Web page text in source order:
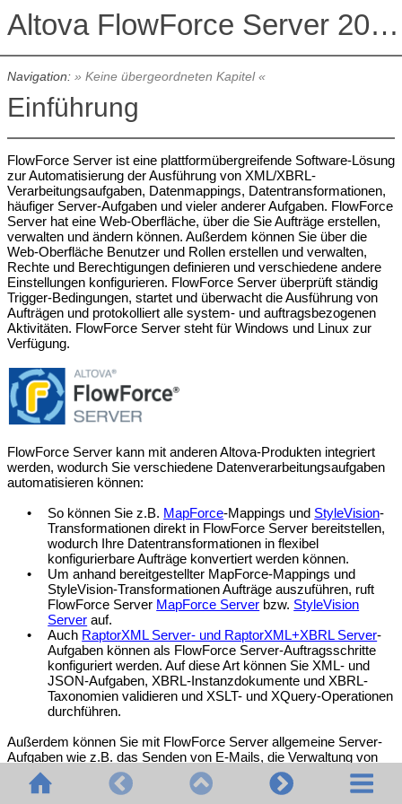
Altova FlowForce Server 2026 Advanced Edition
Navigation: » Keine übergeordneten Kapitel «
Einführung
FlowForce Server ist eine plattformübergreifende Software-Lösung
zur Automatisierung der Ausführung von XML/XBRL-
Verarbeitungsaufgaben, Datenmappings, Datentransformationen,
häufiger Server-Aufgaben und vieler anderer Aufgaben. FlowForce
Server hat eine Web-Oberfläche, über die Sie Aufträge erstellen,
verwalten und ändern können. Außerdem können Sie über die
Web-Oberfläche Benutzer und Rollen erstellen und verwalten,
Rechte und Berechtigungen definieren und verschiedene andere
Einstellungen konfigurieren. FlowForce Server überprüft ständig
Trigger-Bedingungen, startet und überwacht die Ausführung von
Aufträgen und protokolliert alle system- und auftragsbezogenen
Aktivitäten. FlowForce Server steht für Windows und Linux zur
Verfügung.
FlowForce Server kann mit anderen Altova-Produkten integriert
werden, wodurch Sie verschiedene Datenverarbeitungsaufgaben
automatisieren können:
•
So können Sie z.B. MapForce-Mappings und StyleVision-
Transformationen direkt in FlowForce Server bereitstellen,
wodurch Ihre Datentransformationen in flexibel
konfigurierbare Aufträge konvertiert werden können.
•
Um anhand bereitgestellter MapForce-Mappings und
StyleVision-Transformationen Aufträge auszuführen, ruft
FlowForce Server MapForce Server bzw. StyleVision
Server auf.
•
Auch RaptorXML Server- und RaptorXML+XBRL Server-
Aufgaben können als FlowForce Server-Auftragsschritte
konfiguriert werden. Auf diese Art können Sie XML- und
JSON-Aufgaben, XBRL-Instanzdokumente und XBRL-
Taxonomien validieren und XSLT- und XQuery-Operationen
durchführen.
Außerdem können Sie mit FlowForce Server allgemeine Server-
Aufgaben wie z.B. das Senden von E-Mails, die Verwaltung von
Dateien im lokalen System oder Netzwerk, das Ausführen von
Shell Skripts und andere Aufgaben erstellen und automatisieren.